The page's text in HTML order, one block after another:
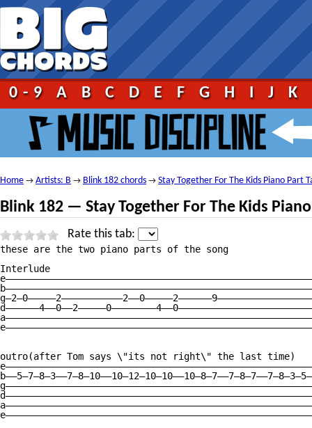
0-9 A B C D E F G H I J K
Home → Artists: B → Blink 182 chords → Stay Together For The Kids Piano Part
Blink 182 — Stay Together For The Kids
Rate this tab:
these are the two piano parts of the song
Interlude
outro(after Tom says \"its not right\" the last time)